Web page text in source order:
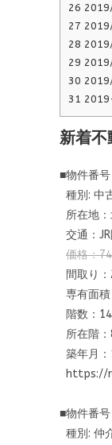
26
27
28
29
30
31
新着
■物件番号
種別: 中
所在地
交通：
価格：
間取り
専有面
階数：
所在階
築年月
https://
■物件番号
種別: 仲